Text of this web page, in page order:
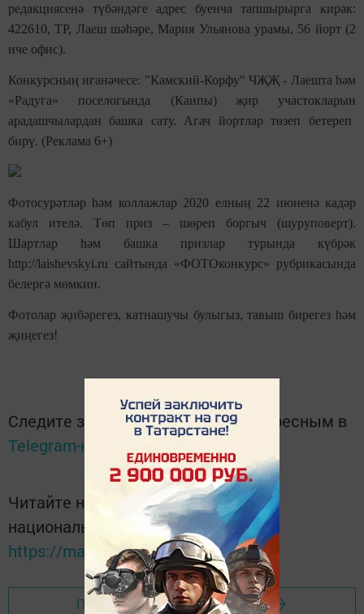
редакциясенә түбәндәге адрес буенча тапшырырга кирәк:
422610, ТР, Лаеш шәһәре, Мария Ульянова урамы, 56 йорт (2
нче офис).
Конкурсның иганәчесе: "Камский-Корфу" ЧҖҖ - Лаешта һәм
«Радуга» поселогында (Каипы) җир участокларын
арадашчылардан башка сату. Агач йортлар төзеп бетереп
бирү. (Реклама 6+)
Фотосурәтләр һәм коллажлар 2020 елның 22 июненә кадәр
кабул ителә. Төп приз
–шөреп боргыч (шуруповерт).
Шартлар һәм башка призлар турында күбрәк
http://laishevskyi.ru сайтында «ФОТОконкурс» рубрикасында
белергә мөмкин.
Фотолар җибәрегез, катнашучы булыгыз, тавыш бирегез һәм
җиңегез!
Следите за самым важным и интересным в
Telegram-канале
Татмедиа
Читайте новости Татарстана в
национальном мессенджере MАХ:
https://max.ru/tatmedia
Перейти на страницу новости